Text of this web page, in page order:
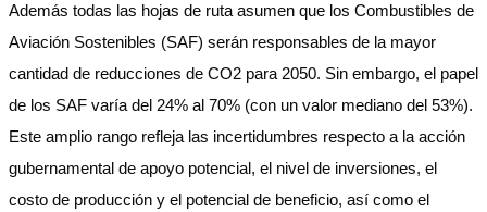
Además todas las hojas de ruta asumen que los Combustibles de
Aviación Sostenibles (SAF) serán responsables de la mayor
cantidad de reducciones de CO2 para 2050. Sin embargo, el papel
de los SAF varía del 24% al 70% (con un valor mediano del 53%).
Este amplio rango refleja las incertidumbres respecto a la acción
gubernamental de apoyo potencial, el nivel de inversiones, el
costo de producción y el potencial de beneficio, así como el